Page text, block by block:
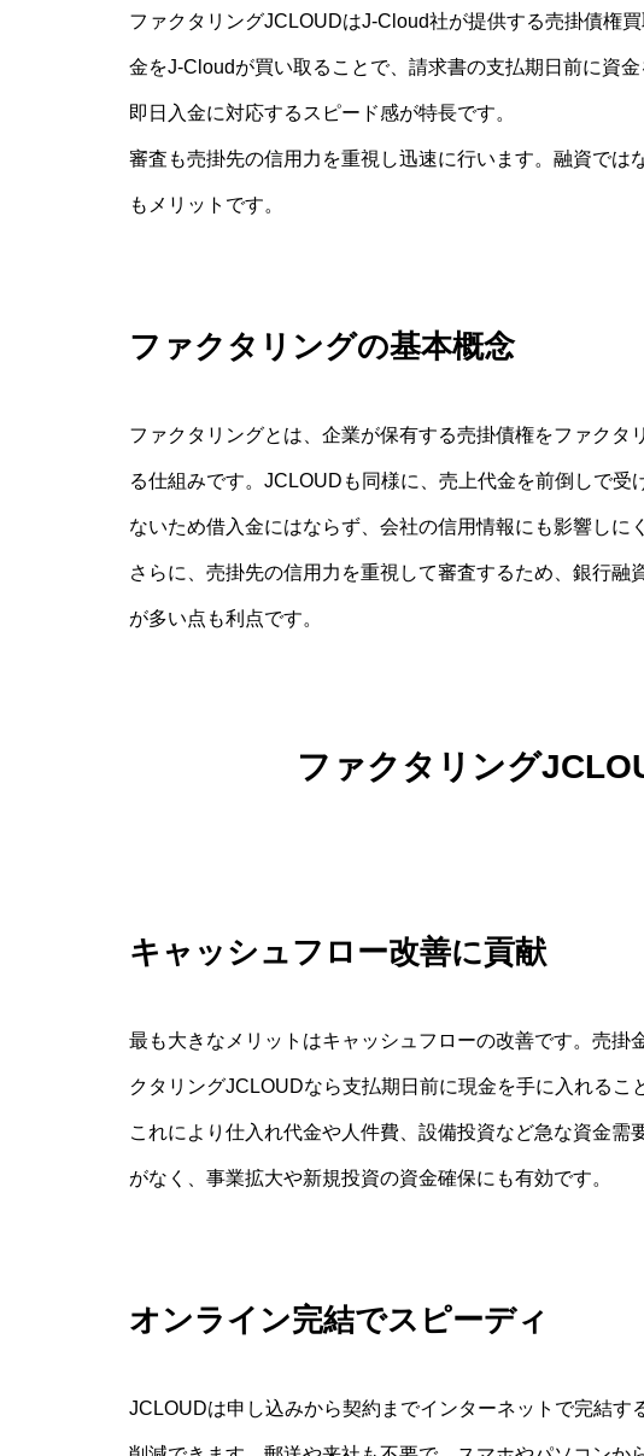
ファクタリングJCLOUDはJ-Cloud社が提供する売掛債権
金をJ-Cloudが買い取ることで、請求書の支払期日前に資
即日入金に対応するスピード感が特長です。
審査も売掛先の信用力を重視し迅速に行います。融資では
もメリットです。
ファクタリングの基本概念
ファクタリングとは、企業が保有する売掛債権をファクタ
る仕組みです。JCLOUDも同様に、売上代金を前倒しで
ないため借入金にはならず、会社の信用情報にも影響しに
さらに、売掛先の信用力を重視して審査するため、銀行融
が多い点も利点です。
ファクタリング
キャッシュフロー改善に貢献
最も大きなメリットはキャッシュフローの改善です。売掛
クタリングJCLOUDなら支払期日前に現金を手に入れるこ
これにより仕入れ代金や人件費、設備投資など急な資金需
がなく、事業拡大や新規投資の資金確保にも有効です。
オンライン完結でスピーディ
JCLOUDは申し込みから契約までインターネットで完結す